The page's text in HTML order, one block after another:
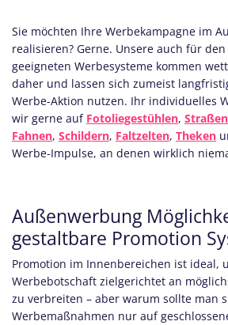
Sie möchten Ihre Werbekampagne im
realisieren? Gerne. Unsere auch für
geeigneten Werbesysteme kommen
daher und lassen sich zumeist
Werbe-Aktion nutzen. Ihr individuelles
wir gerne auf Fotoliegestühlen,
Fahnen, Schildern, Faltzelten, Theken
Werbe-Impulse, an denen wirklich
Außenwerbung
gestaltbare Promotion
Promotion im Innenbereichen ist ideal,
Werbebotschaft zielgerichtet an
zu verbreiten – aber warum sollte man
Werbemaßnahmen nur auf